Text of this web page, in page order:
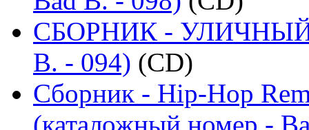
СБОРНИК - УЛИЧНЫЙ
B. - 094) (CD)
Сборник - Hip-Hop